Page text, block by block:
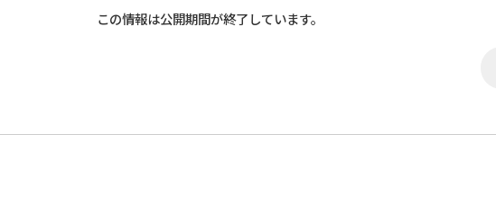
この情報は公開期間が終了しています。